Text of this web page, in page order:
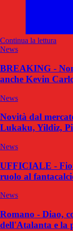
Continua la lettura
News
BREAKING -
anche Kevin
News
Novità dal
Lukaku, Yildiz,
News
UFFICIALE -
ruolo al
News
Romano - Diao,
dell'Atalanta e la